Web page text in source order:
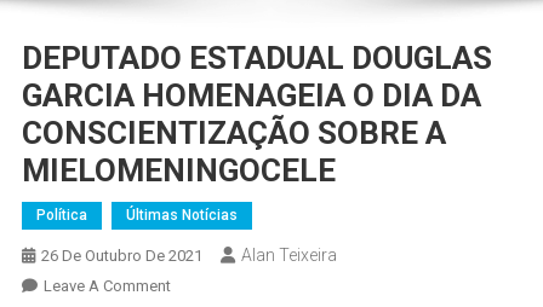
DEPUTADO ESTADUAL DOUGLAS
GARCIA HOMENAGEIA O DIA DA
CONSCIENTIZAÇÃO SOBRE A
MIELOMENINGOCELE
Política Últimas Notícias
26 De Outubro De 2021 Alan Teixeira
Leave A CommentOn